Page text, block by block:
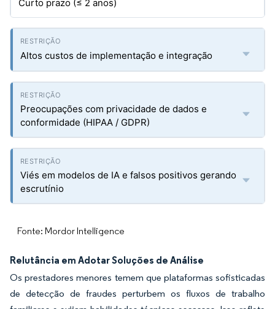
Curto prazo (≤ 2 anos)
Altos custos de implementação e integração
Preocupações com privacidade de dados e
conformidade (HIPAA / GDPR)
Viés em modelos de IA e falsos positivos gerando
escrutínio
Fonte: Mordor Intelligence
Relutância em Adotar Soluções de Análise
Os prestadores menores temem que plataformas sofisticadas
de detecção de fraudes perturbem os fluxos de trabalho